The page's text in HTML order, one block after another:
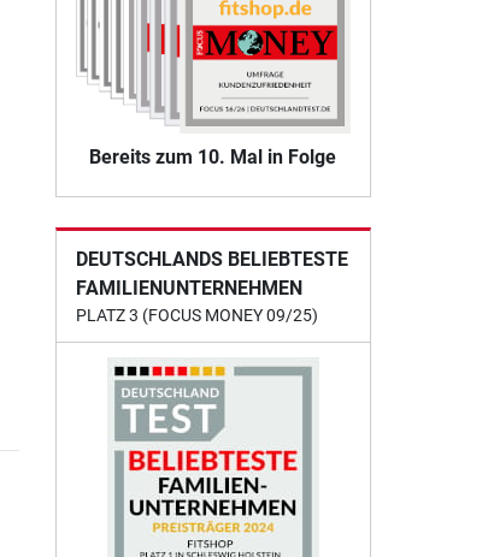
Bereits zum 10. Mal in Folge
DEUTSCHLANDS BELIEBTESTE
FAMILIENUNTERNEHMEN
PLATZ 3 (FOCUS MONEY 09/25)